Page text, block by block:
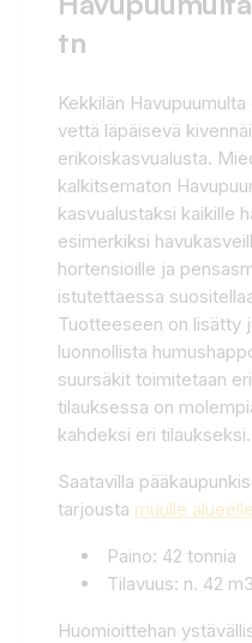
tn
Kekkilän
vettä läpäisevä
erikoiskasvualusta.
kalkitsematon
kasvualustaksi kaikille
esimerkiksi
hortensioille ja
istutettaessa
Tuotteeseen on lisätty
luonnollista
suursäkit toimitetaan
tilauksessa on
kahdeksi eri tilaukseksi.
Saatavilla
tarjousta muulle
Paino: 42 tonnia
Tilavuus: n. 42 m3
Huomioittehan